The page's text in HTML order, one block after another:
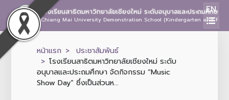
โรงเรียนสาธิตมหาวิทยาลัยเชียงใหม่ ระดับอนุบาลและประถมศึกษา
Chiang Mai University Demonstration School (Kindergarten and
EN
หน้าแรก
ประชาสัมพันธ์
โรงเรียนสาธิตมหาวิทยาลัยเชียงใหม่ ระดับ
อนุบาลและประถมศึกษา จัดกิจกรรม “Music
Show Day” ซึ่งเป็นส่วนห...